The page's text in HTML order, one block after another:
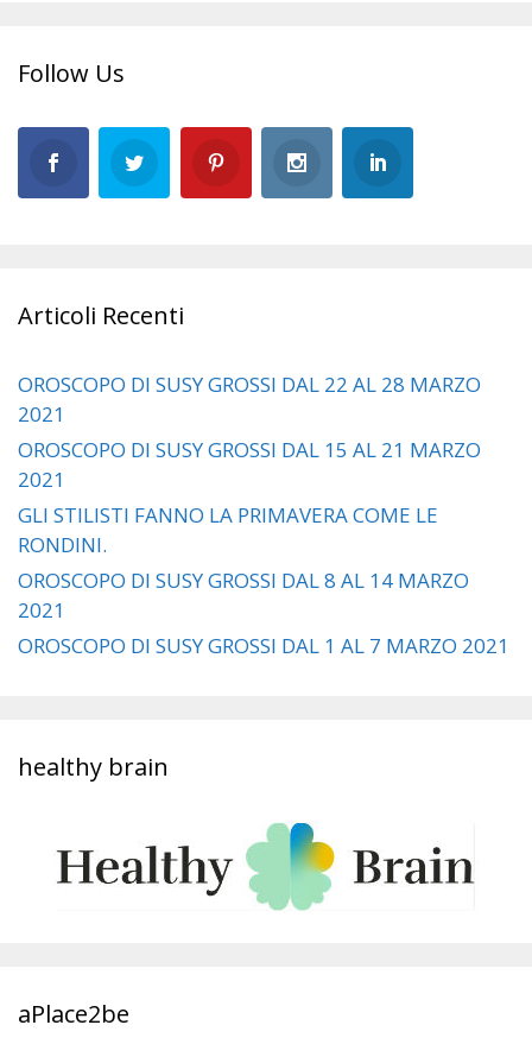
Follow Us
Articoli Recenti
OROSCOPO DI SUSY GROSSI DAL 22 AL 28 MARZO
2021
OROSCOPO DI SUSY GROSSI DAL 15 AL 21 MARZO
2021
GLI STILISTI FANNO LA PRIMAVERA COME LE
RONDINI.
OROSCOPO DI SUSY GROSSI DAL 8 AL 14 MARZO
2021
OROSCOPO DI SUSY GROSSI DAL 1 AL 7 MARZO 2021
healthy brain
aPlace2be